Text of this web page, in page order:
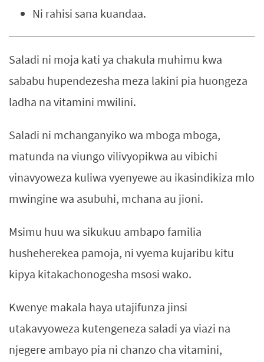
Ni rahisi sana kuandaa.
Saladi ni moja kati ya chakula muhimu kwa
sababu hupendezesha meza lakini pia huongeza
ladha na vitamini mwilini.
Saladi ni mchanganyiko wa mboga mboga,
matunda na viungo vilivyopikwa au vibichi
vinavyoweza kuliwa vyenyewe au ikasindikiza mlo
mwingine wa asubuhi, mchana au jioni.
Msimu huu wa sikukuu ambapo familia
husheherekea pamoja, ni vyema kujaribu kitu
kipya kitakachonogesha msosi wako.
Kwenye makala haya utajifunza jinsi
utakavyoweza kutengeneza saladi ya viazi na
njegere ambayo pia ni chanzo cha vitamini,